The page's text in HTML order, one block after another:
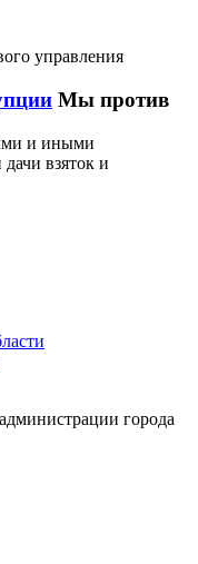
управления
Мы против
и иными
взяток и
города